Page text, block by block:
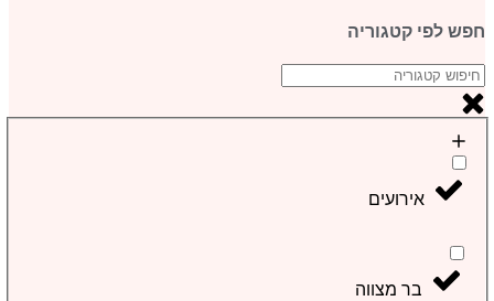
חפש לפי קטגוריה
אירועים
בר מצווה